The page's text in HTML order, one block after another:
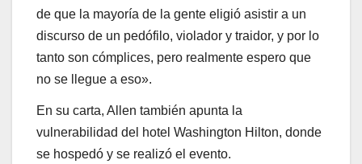
de que la mayoría de la gente eligió asistir a un
discurso de un pedófilo, violador y traidor, y por lo
tanto son cómplices, pero realmente espero que
no se llegue a eso».
En su carta, Allen también apunta la
vulnerabilidad del hotel Washington Hilton, donde
se hospedó y se realizó el evento.